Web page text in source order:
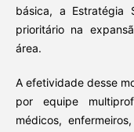
básica, a Estratégia
prioritário na
área.
A efetividade desse
por equipe
médicos,